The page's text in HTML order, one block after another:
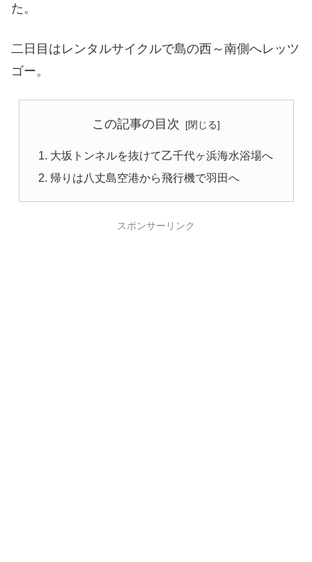
た。
二日目はレンタルサイクルで島の西～南側へレッツ
ゴー。
この記事の目次
大坂トンネルを抜けて乙千代ヶ浜海水浴場へ
帰りは八丈島空港から飛行機で羽田へ
スポンサーリンク